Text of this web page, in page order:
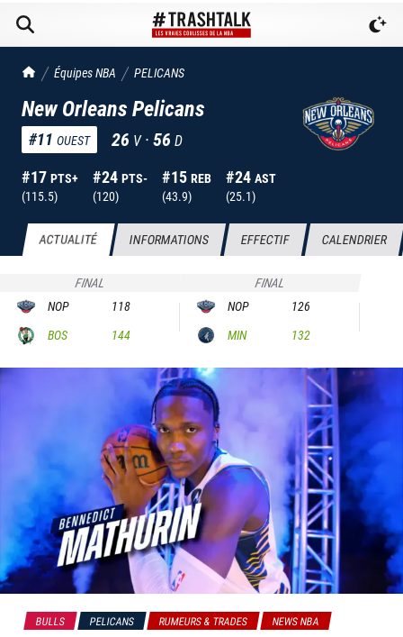
TrashTalk Actu NBA
Équipes NBA PELICANS
New Orleans Pelicans
#11 OUEST 26 V ·56 D
#17 PTS+
(115.5)
#24 PTS-
(120)
#15 REB
(43.9)
#24 AST
(25.1)
ACTUALITÉ INFORMATIONS EFFECTIF CALENDRIER
FINAL
NOP
118
BOS
144
FINAL
NOP
126
MIN
132
BULLS PELICANS RUMEURS & TRADES NEWS NBA